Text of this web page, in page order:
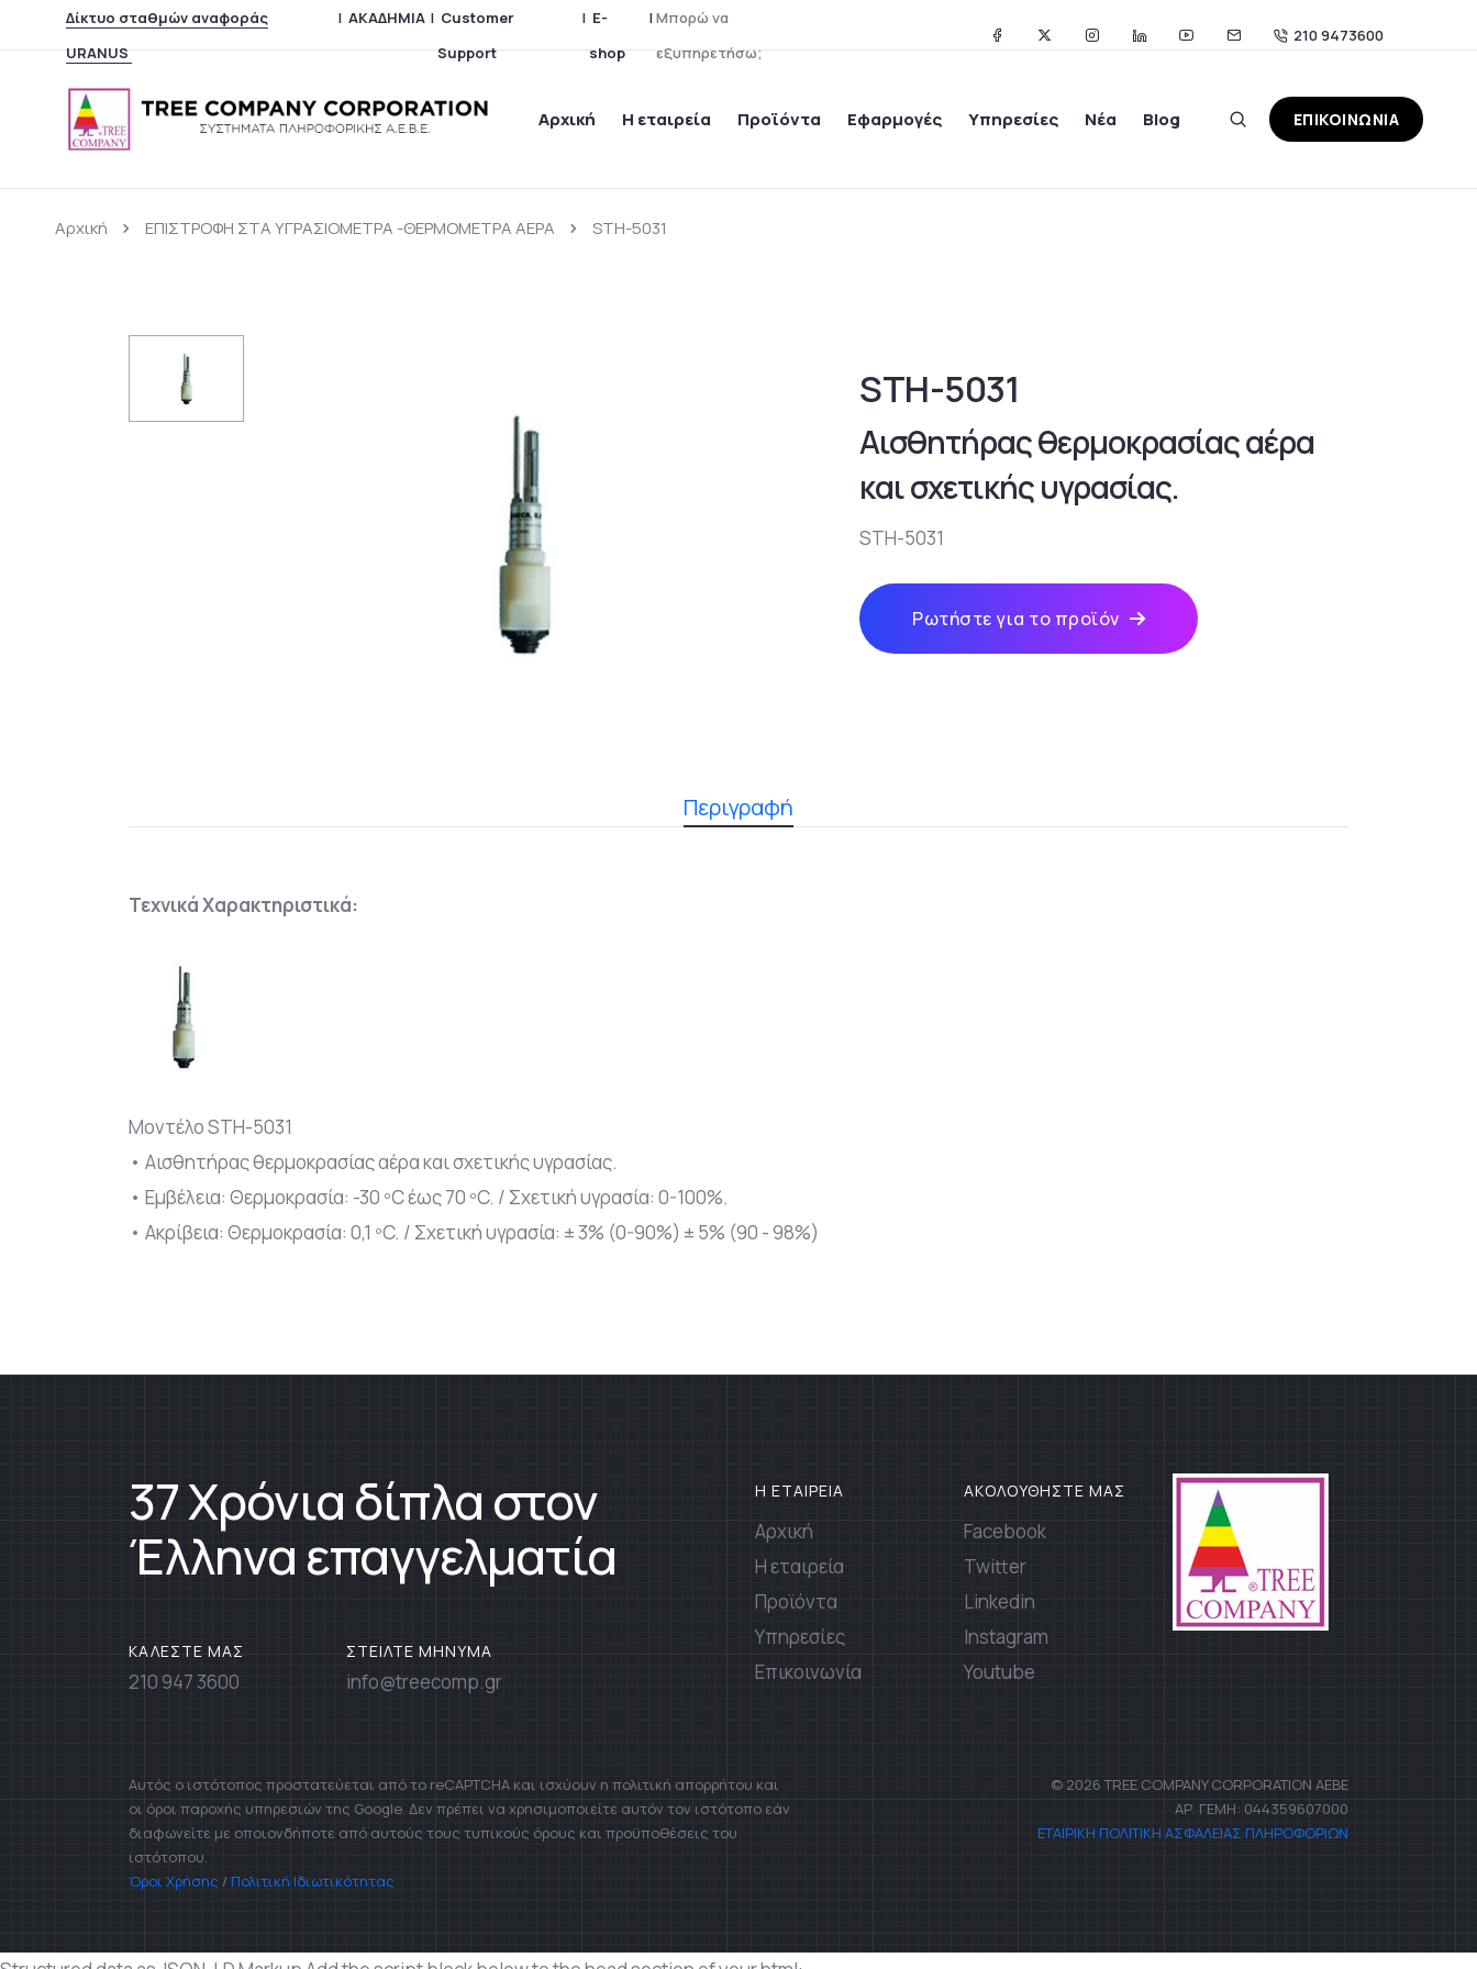
Δίκτυο σταθμών αναφοράς
URANUS
| ΑΚΑΔΗΜΙΑ | Customer
Support
| E-
shop
|Μπορώ να
εξυπηρετήσω;
210 9473600
Αρχική Η εταιρεία Προϊόντα Εφαρμογές Υπηρεσίες Νέα Blog ΕΠΙΚΟΙΝΩΝΙΑ
Αρχική ΕΠΙΣΤΡΟΦΗ ΣΤΑ ΥΓΡΑΣΙΟΜΕΤΡΑ -ΘΕΡΜΟΜΕΤΡΑ ΑΕΡΑ STH-5031
STH-5031
Αισθητήρας θερμοκρασίας αέρα
και σχετικής υγρασίας.
STH-5031
Ρωτήστε για το προϊόν
Περιγραφή
Τεχνικά Χαρακτηριστικά:
Μοντέλο STH-5031
• Αισθητήρας θερμοκρασίας αέρα και σχετικής υγρασίας.
• Εμβέλεια: Θερμοκρασία: -30 ºC έως 70 ºC. / Σχετική υγρασία: 0-100%.
• Ακρίβεια: Θερμοκρασία: 0,1 ºC. / Σχετική υγρασία: ± 3% (0-90%) ± 5% (90 - 98%)
37 Χρόνια δίπλα στον
Έλληνα επαγγελματία
ΚΑΛΕΣΤΕ ΜΑΣ
210 947 3600
ΣΤΕΙΛΤΕ ΜΗΝΥΜΑ
info@treecomp.gr
Η ΕΤΑΙΡΕΙΑ
Αρχική
Η εταιρεία
Προϊόντα
Υπηρεσίες
Επικοινωνία
ΑΚΟΛΟΥΘΗΣΤΕ ΜΑΣ
Facebook
Twitter
Linkedin
Instagram
Youtube
Αυτός ο ιστότοπος προστατεύεται από το reCAPTCHA και ισχύουν η πολιτική απορρήτου και
οι όροι παροχής υπηρεσιών της Google. Δεν πρέπει να χρησιμοποιείτε αυτόν τον ιστότοπο εάν
διαφωνείτε με οποιονδήποτε από αυτούς τους τυπικούς όρους και προϋποθέσεις του
ιστότοπου.
Όροι Χρήσης / Πολιτική Ιδιωτικότητας
© 2026 TREE COMPANY CORPORATION AEBE
ΑΡ. ΓΕΜΗ: 044359607000
ΕΤΑΙΡΙΚΗ ΠΟΛΙΤΙΚΗ ΑΣΦΑΛΕΙΑΣ ΠΛΗΡΟΦΟΡΙΩΝ